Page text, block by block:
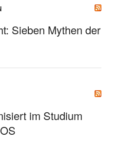
Sieben Mythen der
im Studium